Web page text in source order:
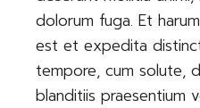
dolorum fuga. Et
est et expedita
tempore, cum solute,
blanditiis praesentium